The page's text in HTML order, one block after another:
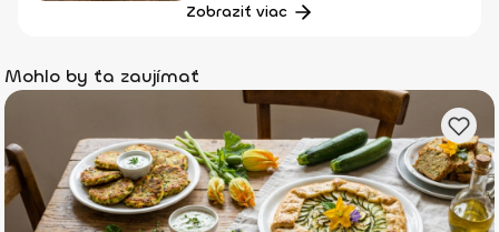
Zobraziť viac
Mohlo by ťa zaujímať